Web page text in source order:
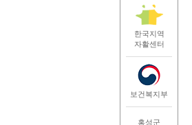
한국지역
자활센터
보건복지부
홍성군